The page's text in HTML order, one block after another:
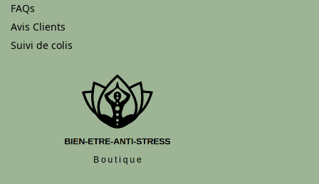
FAQs
Avis Clients
Suivi de colis